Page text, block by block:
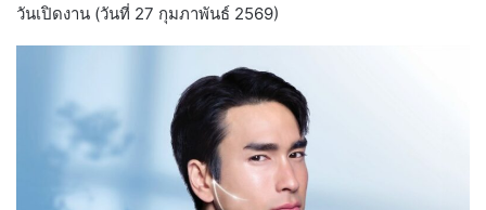
วันเปิดงาน (วันที่ 27 กุมภาพันธ์ 2569)